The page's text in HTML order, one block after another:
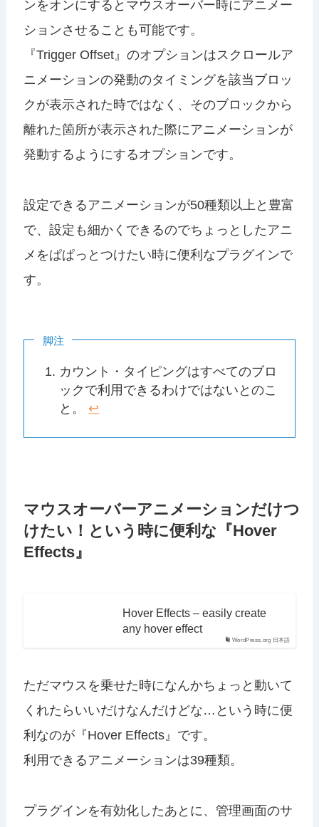
ンをオンにするとマウスオーバー時にアニメー
ションさせることも可能です。
『Trigger Offset』のオプションはスクロールア
ニメーションの発動のタイミングを該当ブロッ
クが表示された時ではなく、そのブロックから
離れた箇所が表示された際にアニメーションが
発動するようにするオプションです。
設定できるアニメーションが50種類以上と豊富
で、設定も細かくできるのでちょっとしたアニ
メをぱぱっとつけたい時に便利なプラグインで
す。
脚注
カウント・タイピングはすべてのブロ
ックで利用できるわけではないとのこ
と。 ↩︎
マウスオーバーアニメーションだけつ
けたい！という時に便利な『Hover
Effects』
WordPress.org 日本語
Hover Effects – easily create
any hover effect
ただマウスを乗せた時になんかちょっと動いて
くれたらいいだけなんだけどな…という時に便
利なのが『Hover Effects』です。
利用できるアニメーションは39種類。
プラグインを有効化したあとに、管理画面のサ